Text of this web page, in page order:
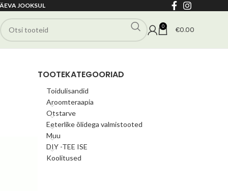
JOOKSUL
0 €0.00
TOOTEKATEGOORIAD
Toidulisandid
Aroomteraapia
Otstarve
Eeterlike õlidega valmistooted
Muu
DIY -TEE ISE
Koolitused